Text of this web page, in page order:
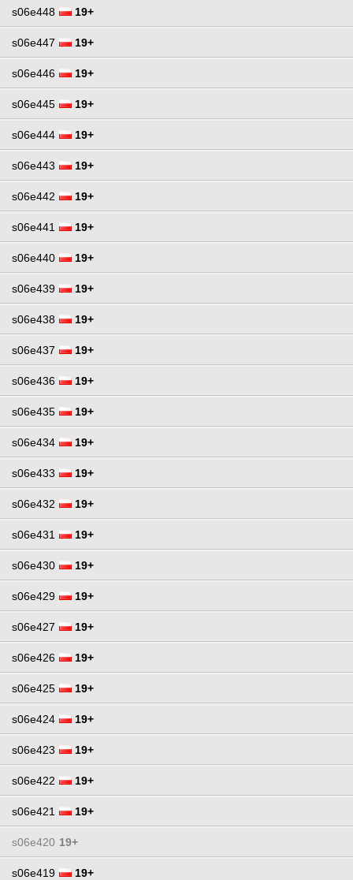
s06e448 19+
s06e447 19+
s06e446 19+
s06e445 19+
s06e444 19+
s06e443 19+
s06e442 19+
s06e441 19+
s06e440 19+
s06e439 19+
s06e438 19+
s06e437 19+
s06e436 19+
s06e435 19+
s06e434 19+
s06e433 19+
s06e432 19+
s06e431 19+
s06e430 19+
s06e429 19+
s06e427 19+
s06e426 19+
s06e425 19+
s06e424 19+
s06e423 19+
s06e422 19+
s06e421 19+
s06e420 19+
s06e419 19+